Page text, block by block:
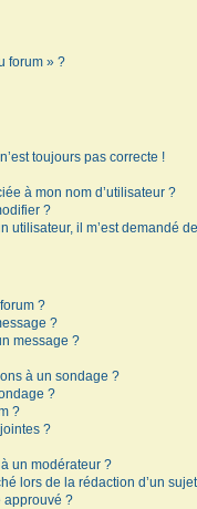
forum » ?
toujours pas correcte !
à mon nom d’utilisateur ?
?
utilisateur, il m’est demandé
?
?
message ?
à un sondage ?
?
?
?
un modérateur ?
lors de la rédaction d’un
approuvé ?